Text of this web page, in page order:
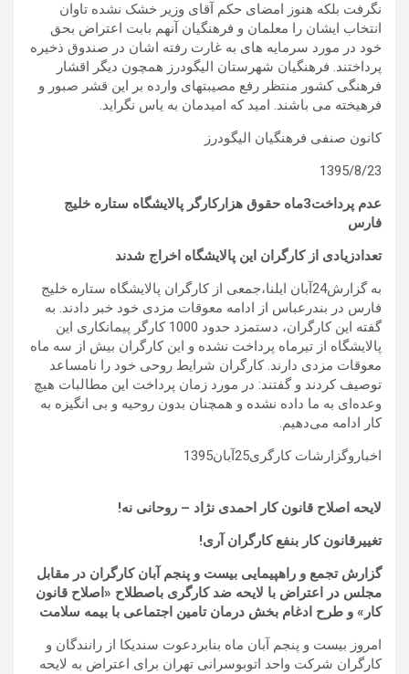
نگرفت بلکه هنوز امضای حکم آقای وزیر خشک نشده تاوان
انتخاب ایشان را معلمان و فرهنگیان آنهم بابت اعتراض بحق
خود در مورد سرمایه های به غارت رفته اشان در صندوق ذخیره
پرداختند. فرهنگیان شهرستان الیگودرز همچون دیگر اقشار
فرهنگی کشور منتظر رفع مصیبتهای وارده بر این قشر صبور و
فرهیخته می باشند. امید که امیدمان به یاس نگراید.
کانون صنفی فرهنگیان الیگودرز
1395/8/23
عدم پرداخت3ماه حقوق هزارکارگر پالایشگاه ستاره خلیج
فارس
تعدادزیادی از کارگران این پالایشگاه اخراج شدند
به گزارش24آبان ایلنا،جمعی از کارگران پالایشگاه ستاره خلیج
فارس در بندرعباس از ادامه معوقات مزدی خود خبر دادند. به
گفته این کارگران، دستمزد حدود 1000 کارگر پیمانکاری این
پالایشگاه از تیرماه پرداخت نشده و این کارگران بیش از سه ماه
معوقات مزدی دارند. کارگران شرایط روحی خود را نامساعد
توصیف کردند و گفتند: در مورد زمان پرداخت این مطالبات هیچ
وعده‌ای به ما داده نشده و همچنان بدون روحیه و بی انگیزه به
کار ادامه می‌دهیم.
اخباروگزارشات کارگری25آبان1395
لایحه اصلاح قانون کار احمدی نژاد – روحانی نه!
تغییرقانون کار بنفع کارگران آری!
گزارش تجمع و راهپیمایی بیست و پنجم آبان کارگران در مقابل
مجلس در اعتراض با لایحه ضد کارگری باصطلاح «اصلاح قانون
کار» و طرح ادغام بخش درمان تامین اجتماعی با بیمه سلامت
امروز بیست و پنجم آبان ماه بنابردعوت سندیکا از رانندگان و
کارگران شرکت واحد اتوبوسرانی تهران برای اعتراض به لایحه